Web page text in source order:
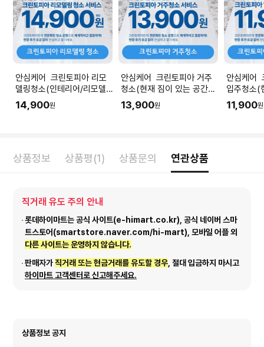
안심케어 크린토피아 리모
델링청소(인테리어/리모델
링 공사 직후) I 공간 평수에
맞춰 수량을 입력해주세요.
14,900원
안심케어 크린토피아 거주
청소(현재 짐이 있는 공간청
소) I 공간 평수에 맞춰 수량
을 입력해주세요.
13,900원
안심케어
입주청소(
청소) I 공
량을 입력
11,900원
상품정보 상품평(1) 상품문의 연관상품
직거래 유도 주의 안내
롯데하이마트는 공식 사이트(e-himart.co.kr), 공식 네이버 스마
트스토어(smartstore.naver.com/hi-mart), 모바일 어플 외
다른 사이트는 운영하지 않습니다.
판매자가직거래 또는 현금거래를 유도할 경우 , 절대 입금하지 마시고
하이마트 고객센터로 신고해주세요.
상품정보 공지